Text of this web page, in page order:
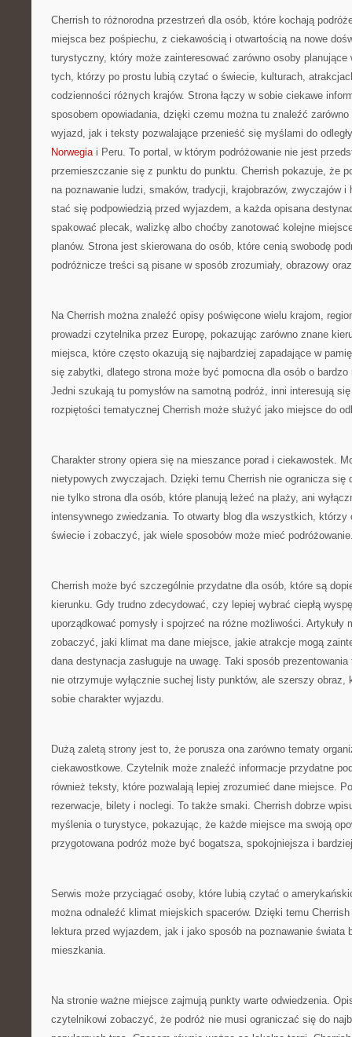
Cherrish to różnorodna przestrzeń dla osób, które kochają
miejsca bez pośpiechu, z ciekawością i otwartością na nowe
turystyczny, który może zainteresować zarówno osoby
tych, którzy po prostu lubią czytać o świecie, kulturach,
codzienności różnych krajów. Strona łączy w sobie ciekawe
sposobem opowiadania, dzięki czemu można tu znaleźć zarówno
wyjazd, jak i teksty pozwalające przenieść się myślami do
Norwegiai Peru. To portal, w którym podróżowanie nie jest
przemieszczanie się z punktu do punktu. Cherrish pokazuje, że
na poznawanie ludzi, smaków, tradycji, krajobrazów, zwyczajów
stać się podpowiedzią przed wyjazdem, a każda opisana
spakować plecak, walizkę albo choćby zanotować kolejne
planów. Strona jest skierowana do osób, które cenią swobodę
podróżnicze treści są pisane w sposób zrozumiały, obrazowy
Na Cherrish można znaleźć opisy poświęcone wielu krajom,
prowadzi czytelnika przez Europę, pokazując zarówno znane
miejsca, które często okazują się najbardziej zapadające w
się zabytki, dlatego strona może być pomocna dla osób o
Jedni szukają tu pomysłów na samotną podróż, inni interesują
rozpiętości tematycznej Cherrish może służyć jako miejsce do
Charakter strony opiera się na mieszance porad i ciekawostek.
nietypowych zwyczajach. Dzięki temu Cherrish nie ogranicza się
nie tylko strona dla osób, które planują leżeć na plaży, ani
intensywnego zwiedzania. To otwarty blog dla wszystkich,
świecie i zobaczyć, jak wiele sposobów może mieć
Cherrish może być szczególnie przydatne dla osób, które są
kierunku. Gdy trudno zdecydować, czy lepiej wybrać ciepłą
uporządkować pomysły i spojrzeć na różne możliwości. Artykuły
zobaczyć, jaki klimat ma dane miejsce, jakie atrakcje mogą
dana destynacja zasługuje na uwagę. Taki sposób
nie otrzymuje wyłącznie suchej listy punktów, ale szerszy obraz,
sobie charakter wyjazdu.
Dużą zaletą strony jest to, że porusza ona zarówno tematy
ciekawostkowe. Czytelnik może znaleźć informacje przydatne
również teksty, które pozwalają lepiej zrozumieć dane miejsce.
rezerwacje, bilety i noclegi. To także smaki. Cherrish dobrze
myślenia o turystyce, pokazując, że każde miejsce ma swoją
przygotowana podróż może być bogatsza, spokojniejsza i
Serwis może przyciągać osoby, które lubią czytać o
można odnaleźć klimat miejskich spacerów. Dzięki temu
lektura przed wyjazdem, jak i jako sposób na poznawanie świata
mieszkania.
Na stronie ważne miejsce zajmują punkty warte odwiedzenia.
czytelnikowi zobaczyć, że podróż nie musi ograniczać się do